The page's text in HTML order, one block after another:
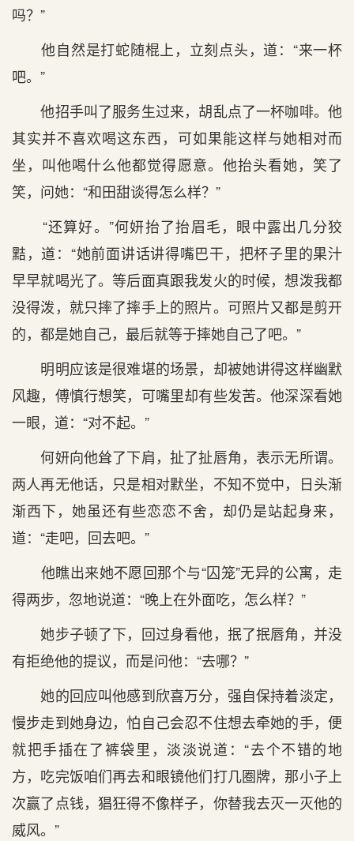
吗？”
他自然是打蛇随棍上，立刻点头，道：“来一杯
吧。”
他招手叫了服务生过来，胡乱点了一杯咖啡。他
其实并不喜欢喝这东西，可如果能这样与她相对而
坐，叫他喝什么他都觉得愿意。他抬头看她，笑了
笑，问她：“和田甜谈得怎么样？”
“还算好。”何妍抬了抬眉毛，眼中露出几分狡
黠，道：“她前面讲话讲得嘴巴干，把杯子里的果汁
早早就喝光了。等后面真跟我发火的时候，想泼我都
没得泼，就只摔了摔手上的照片。可照片又都是剪开
的，都是她自己，最后就等于摔她自己了吧。”
明明应该是很难堪的场景，却被她讲得这样幽默
风趣，傅慎行想笑，可嘴里却有些发苦。他深深看她
一眼，道：“对不起。”
何妍向他耸了下肩，扯了扯唇角，表示无所谓。
两人再无他话，只是相对默坐，不知不觉中，日头渐
渐西下，她虽还有些恋恋不舍，却仍是站起身来，
道：“走吧，回去吧。”
他瞧出来她不愿回那个与“囚笼”无异的公寓，走
得两步，忽地说道：“晚上在外面吃，怎么样？”
她步子顿了下，回过身看他，抿了抿唇角，并没
有拒绝他的提议，而是问他：“去哪？”
她的回应叫他感到欣喜万分，强自保持着淡定，
慢步走到她身边，怕自己会忍不住想去牵她的手，便
就把手插在了裤袋里，淡淡说道：“去个不错的地
方，吃完饭咱们再去和眼镜他们打几圈牌，那小子上
次赢了点钱，猖狂得不像样子，你替我去灭一灭他的
威风。”